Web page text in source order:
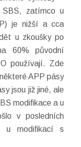
SBS, zatímco u
je nižší a cca
u zkoušky po
60% původní
používají. Zde
APP pásy
jsou již jiné, ale
modifikace a u
v posledních
u modifikací s